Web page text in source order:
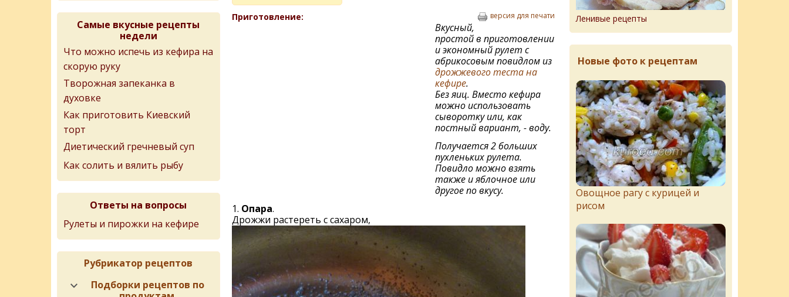
Приготовление: версия для печати
Вкусный,
простой в приготовлении
и экономный рулет с
абрикосовым повидлом из
дрожжевого теста на
кефире.
Без яиц. Вместо кефира
можно использовать
сыворотку или, как
постный вариант, - воду.
Получается 2 больших
пухленьких рулета.
Повидло можно взять
также и яблочное или
другое по вкусу.
1. Опара.
Дрожжи растереть с сахаром,
Самые вкусные рецепты
недели
Что можно испечь из кефира на
скорую руку
Творожная запеканка в
духовке
Как приготовить Киевский
торт
Диетический гречневый суп
Как солить и вялить рыбу
Ответы на вопросы
Рулеты и пирожки на кефире
Рубрикатор рецептов
Подборки рецептов по
Ленивые рецепты
Новые фото к рецептам
Овощное рагу с курицей и
рисом